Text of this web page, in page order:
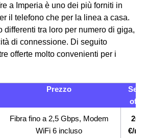
a Imperia è uno dei più forniti in
il telefono che per la linea a casa.
differenti tra loro per numero di giga,
di connessione. Di seguito
offerte molto convenienti per i
Prezzo
Fibra fino a 2,5 Gbps, Modem
WiFi 6 incluso
€/